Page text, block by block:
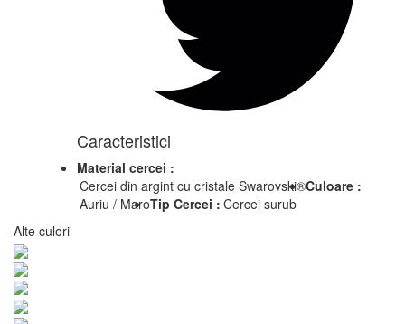
Caracteristici
Material cercei :
Cercei din argint cu cristale Swarovski®Culoare :
Auriu / MaroTip Cercei : Cercei surub
Alte culori